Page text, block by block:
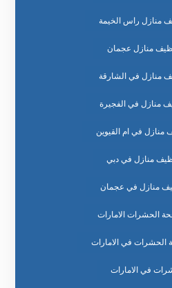
منازل راس الخيمة
منازل عجمان
منازل في الشارقة
منازل في الفجيرة
منازل في ام القيوين
منازل في دبي
منازل في عجمان
الحشرات الامارات
الحشرات في الامارات
في الامارات